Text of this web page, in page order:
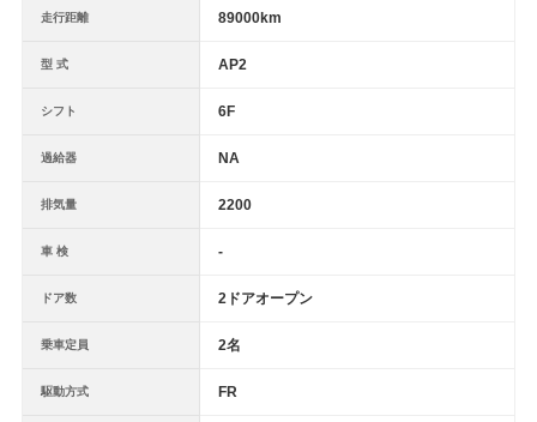
走行距離 89000km
型 式 AP2
シフト 6F
過給器 NA
排気量 2200
車 検 -
ドア数 2ドアオープン
乗車定員 2名
駆動方式 FR